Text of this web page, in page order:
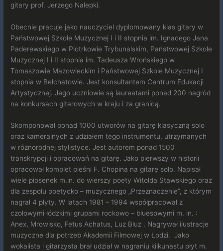
gitary prof. Jerzego Nalepki.
Obecnie pracuje jako nauczyciel dyplomowany klas gitary w
Państwowej Szkole Muzycznej I i II stopnia im. Ignacego Jana
Paderewskiego w Piotrkowie Trybunalskim, Państwowej Szkole
Muzycznej I i II stopnia im. Tadeusza Wrońskiego w
Tomaszowie Mazowieckim i Państwowej Szkole Muzycznej I
stopnia w Bełchatowie. Jest konsultantem Centrum Edukacji
Artystycznej. Jego uczniowie są laureatami ponad 200 nagród
na konkursach gitarowych w kraju i za granicą.
Skomponował ponad 1000 utworów na gitarę klasyczną solo
oraz kameralnych z udziałem tego instrumentu, utrzymanych
w różnorodnej stylistyce. Jest autorem ponad 1500
transkrypcji i opracowań na gitarę. Jako pierwszy w historii
opracował komplet pieśni F. Chopina na gitarę solo. Napisał
wiele piosenek m.in. do wierszy poety Witolda Stawskiego oraz
dla zespołu poetycko – muzycznego „Przeznaczenie”, z którym
nagrał 4 płyty. W latach 1981 – 1994 współpracował z
czołowymi łódzkimi grupami rockowo – bluesowymi m. in. :
Anex, Mrowisko, Fetus Achatus, Luz Bluz . Nagrywał ilustracje
muzyczne dla potrzeb Akademii Filmowej w Łodzi. Jako
wokalista i gitarzysta brał udział w nagraniu kilkunastu płyt m.